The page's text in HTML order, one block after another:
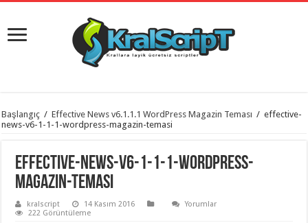
istanbul
organizasyon
taşımacılık,
gaziantep
organizasyon,
gaziantep
taşımacılık
Başlangıç / Effective News v6.1.1.1 WordPress Magazin Teması / effective-
news-v6-1-1-1-wordpress-magazin-temasi
effective-news-v6-1-1-1-wordpress-
magazin-temasi
kralscript 14 Kasım 2016
Yorumlar
222 Görüntüleme